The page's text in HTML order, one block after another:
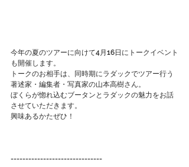
今年の夏のツアーに向けて4月16日にトークイベント
も開催します。
トークのお相手は、同時期にラダックでツアー行う
著述家・編集者・写真家の山本高樹さん。
ぼくらが惚れ込むブータンとラダックの魅力をお話
させていただきます。
興味あるかたぜひ！
-------------------------------